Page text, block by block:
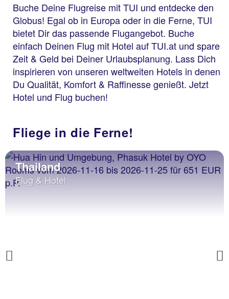
Buche Deine Flugreise mit TUI und entdecke den
Globus! Egal ob in Europa oder in die Ferne, TUI
bietet Dir das passende Flugangebot. Buche
einfach Deinen Flug mit Hotel auf TUI.at und spare
Zeit & Geld bei Deiner Urlaubsplanung. Lass Dich
inspirieren von unseren weltweiten Hotels in denen
Du Qualität, Komfort & Raffinesse genießt. Jetzt
Hotel und Flug buchen!
Fliege in die Ferne!
Previous
Thailand
Flug & Hotel